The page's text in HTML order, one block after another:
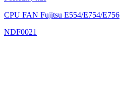
CPU FAN Fujitsu E554/E754/E756
NDF0021